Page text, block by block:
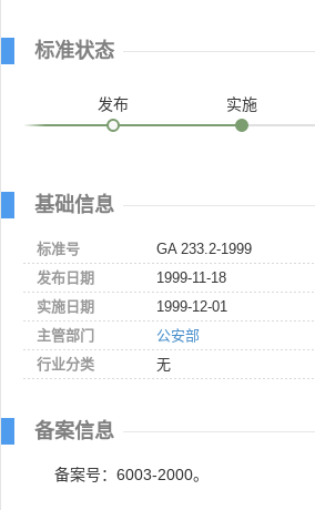
标准状态
发布 实施
基础信息
标准号
GA 233.2-1999
发布日期
1999-11-18
实施日期
1999-12-01
主管部门
公安部
行业分类
无
备案信息
备案号：6003-2000。